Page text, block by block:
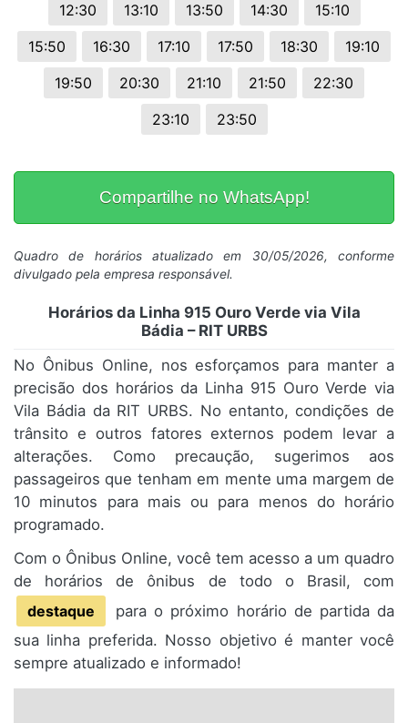
12:30
13:10 13:50 14:30
15:10
15:50
16:30 17:10 17:50 18:30
19:10
19:50
20:30 21:10 21:50
22:30
23:10
23:50
Compartilhe no WhatsApp!
Quadro de horários atualizado em 30/05/2026, conforme
divulgado pela empresa responsável.
Horários da Linha 915 Ouro Verde via Vila
Bádia – RIT URBS
No Ônibus Online, nos esforçamos para manter a
precisão dos horários da Linha 915 Ouro Verde via
Vila Bádia da RIT URBS. No entanto, condições de
trânsito e outros fatores externos podem levar a
alterações. Como precaução, sugerimos aos
passageiros que tenham em mente uma margem de
10 minutos para mais ou para menos do horário
programado.
Com o Ônibus Online, você tem acesso a um quadro
de horários de ônibus de todo o Brasil, com
destaque
para o próximo horário de partida da
sua linha preferida. Nosso objetivo é manter você
sempre atualizado e informado!